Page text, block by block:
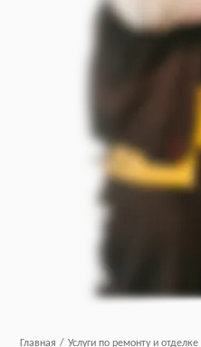
Главная / Услуги по ремонту и отделке